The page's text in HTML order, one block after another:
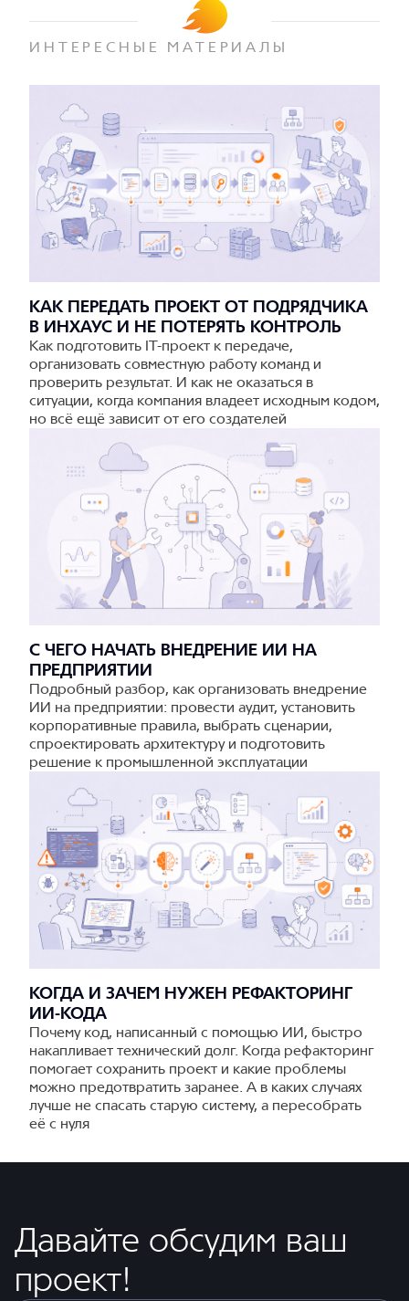
ИНТЕРЕСНЫЕ МАТЕРИАЛЫ
КАК ПЕРЕДАТЬ ПРОЕКТ ОТ ПОДРЯДЧИКА
В ИНХАУС И НЕ ПОТЕРЯТЬ КОНТРОЛЬ
Как подготовить IT-проект к передаче,
организовать совместную работу команд и
проверить результат. И как не оказаться в
ситуации, когда компания владеет исходным кодом,
но всё ещё зависит от его создателей
С ЧЕГО НАЧАТЬ ВНЕДРЕНИЕ ИИ НА
ПРЕДПРИЯТИИ
Подробный разбор, как организовать внедрение
ИИ на предприятии: провести аудит, установить
корпоративные правила, выбрать сценарии,
спроектировать архитектуру и подготовить
решение к промышленной эксплуатации
КОГДА И ЗАЧЕМ НУЖЕН РЕФАКТОРИНГ
ИИ-КОДА
Почему код, написанный с помощью ИИ, быстро
накапливает технический долг. Когда рефакторинг
помогает сохранить проект и какие проблемы
можно предотвратить заранее. А в каких случаях
лучше не спасать старую систему, а пересобрать
её с нуля
Давайте обсудим ваш
проект!